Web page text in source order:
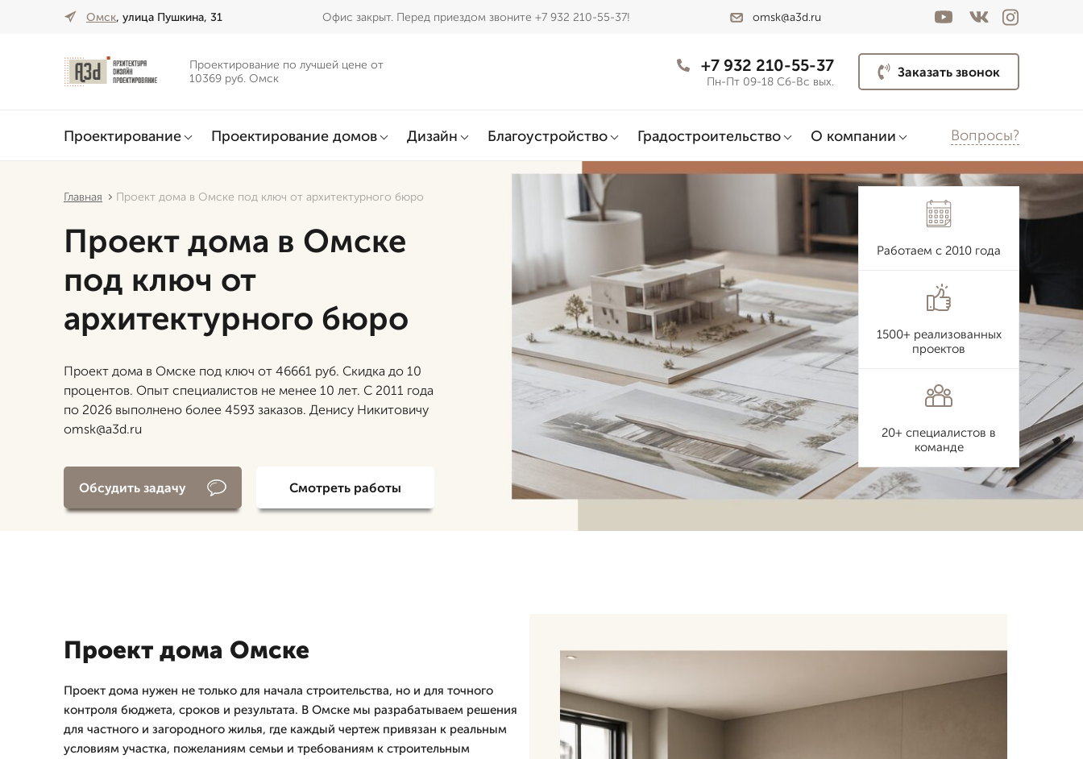
Омск, улица Пушкина, 31 Офис закрыт. Перед приездом звоните +7 932 210-55-37! omsk@a3d.ru
Проектирование по лучшей цене от
10369 руб. Омск
+7 932 210-55-37
Пн-Пт 09-18 Сб-Вс вых.
Заказать звонок
Проектирование Проектирование домов Дизайн Благоустройство Градостроительство О компании Вопросы?
Главная Проект дома в Омске под ключ от архитектурного бюро
Проект дома в Омске
под ключ от
архитектурного бюро
Проект дома в Омске под ключ от 46661 руб. Скидка до 10
процентов. Опыт специалистов не менее 10 лет. С 2011 года
по 2026 выполнено более 4593 заказов. Денису Никитовичу
omsk@a3d.ru
Обсудить задачу Смотреть работы
Работаем с 2010 года
1500+ реализованных
проектов
20+ специалистов в
команде
Проект дома Омске
Проект дома нужен не только для начала строительства, но и для точного
контроля бюджета, сроков и результата. В Омске мы разрабатываем решения
для частного и загородного жилья, где каждый чертеж привязан к реальным
условиям участка, пожеланиям семьи и требованиям к строительным